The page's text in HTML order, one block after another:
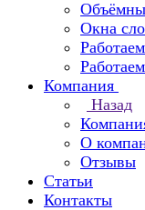
Окна
Компания
Назад
О
Отзывы
Статьи
Контакты